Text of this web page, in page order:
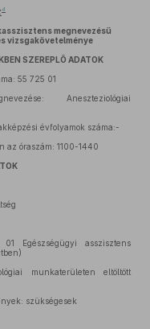
4
megnevezésű
vizsgakövetelménye
SZEREPLŐ ADATOK
55 725 01
Aneszteziológiai
évfolyamok száma:-
az óraszám: 1100-1440
Egészségügyi asszisztens
munkaterületen eltöltött
szükségesek